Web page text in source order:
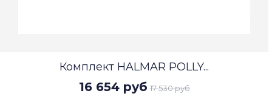
Комплект HALMAR POLLY...
16 654 руб 17 530 руб